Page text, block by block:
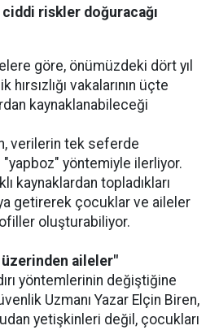
riskler doğuracağı
göre, önümüzdeki dört yıl
vakalarının üçte
kaynaklanabileceği
verilerin tek seferde
"yapboz" yöntemiyle ilerliyor.
kaynaklardan topladıkları
getirerek çocuklar ve aileler
oluşturabiliyor.
aileler"
yöntemlerinin değiştiğine
Uzmanı Yazar Elçin Biren,
yetişkinleri değil, çocukları